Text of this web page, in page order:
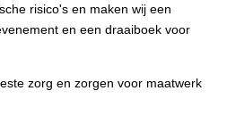
risico's en maken wij een
en een draaiboek voor
zorg en zorgen voor maatwerk